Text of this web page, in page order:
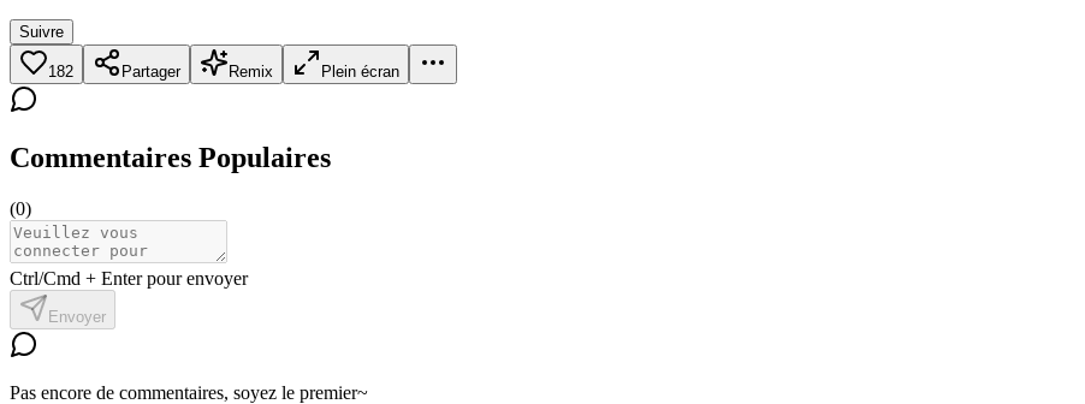
Suivre
182 Partager Remix Plein écran
Commentaires Populaires
(0)
Ctrl/Cmd + Enter pour envoyer
Envoyer
Pas encore de commentaires, soyez le premier~